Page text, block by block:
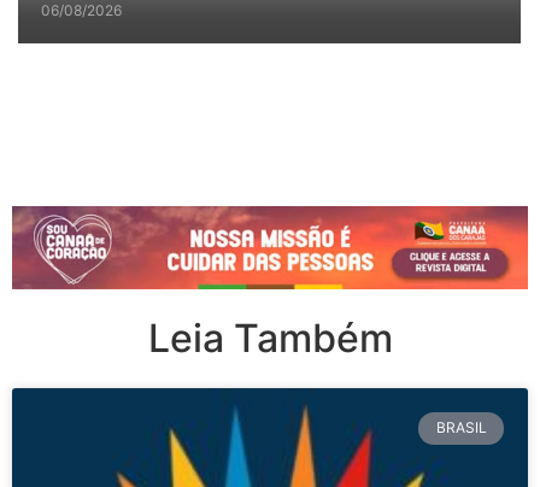
06/08/2026
Leia Também
BRASIL